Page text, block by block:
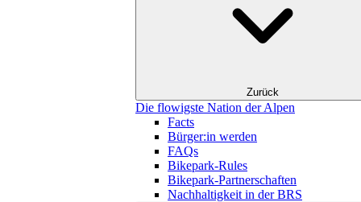
Zurück
Die flowigste Nation der Alpen
Facts
Bürger:in werden
FAQs
Bikepark-Rules
Bikepark-Partnerschaften
Nachhaltigkeit in der BRS